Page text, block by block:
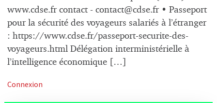
www.cdse.fr contact - contact@cdse.fr• Passeport
pour la sécurité des voyageurs salariés à l’étranger
: https://www.cdse.fr/passeport-securite-des-
voyageurs.html Délégation interministérielle à
l’intelligence économique […]
Connexion